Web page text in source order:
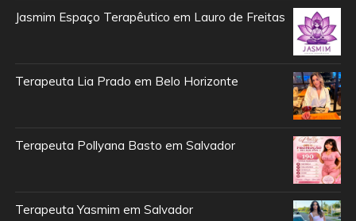
Jasmim Espaço Terapêutico em Lauro de Freitas
Terapeuta Lia Prado em Belo Horizonte
Terapeuta Pollyana Basto em Salvador
Terapeuta Yasmim em Salvador